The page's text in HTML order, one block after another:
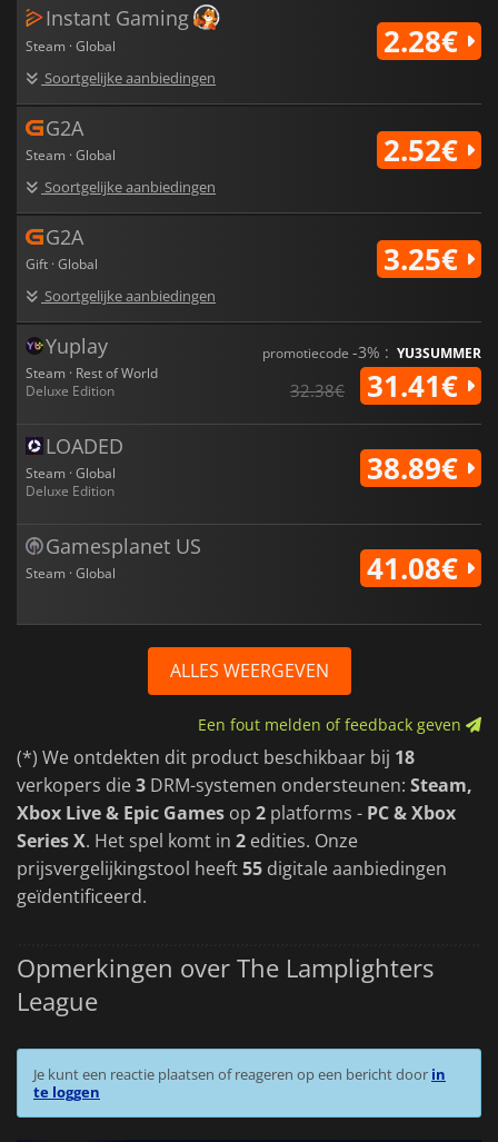
Instant Gaming
Steam · Global
Soortgelijke aanbiedingen
2.28€
G2A
Steam · Global
Soortgelijke aanbiedingen
2.52€
G2A
Gift · Global
Soortgelijke aanbiedingen
3.25€
Yuplay
Steam · Rest of World
Deluxe Edition
promotiecode -3% : YU3SUMMER
32.38€ 31.41€
LOADED
Steam · Global
Deluxe Edition
38.89€
Gamesplanet US
Steam · Global 41.08€
ALLES WEERGEVEN
Een fout melden of feedback geven
(*) We ontdekten dit product beschikbaar bij 18
verkopers die3 DRM-systemen ondersteunen: Steam,
Xbox Live & Epic Games op 2 platforms - PC & Xbox
Series X. Het spel komt in 2 edities. Onze
prijsvergelijkingstool heeft55 digitale aanbiedingen
geïdentificeerd.
Opmerkingen over The Lamplighters
League
Je kunt een reactie plaatsen of reageren op een bericht door in
te loggen